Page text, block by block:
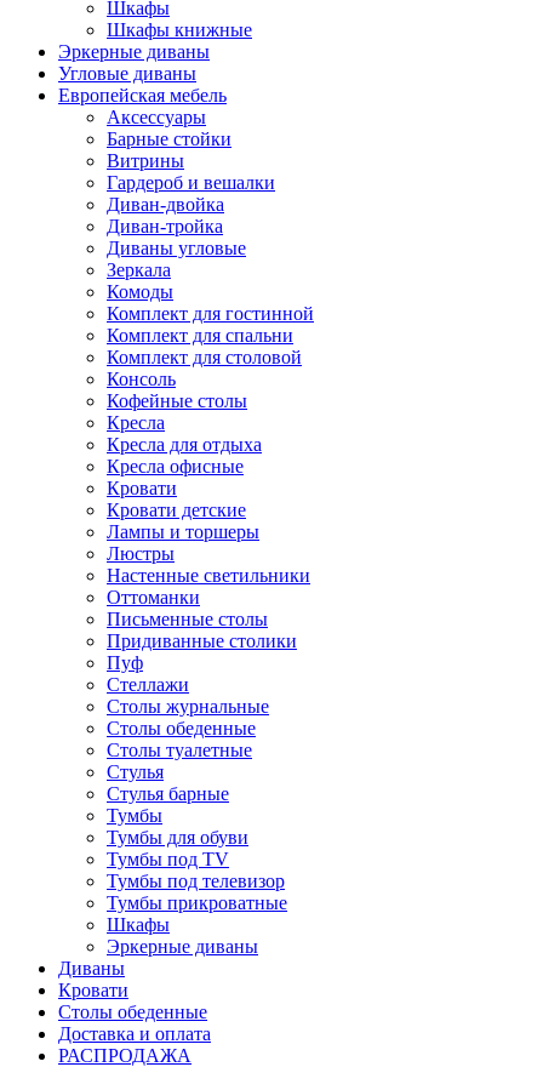
Шкафы
Шкафы книжные
Эркерные диваны
Угловые диваны
Европейская мебель
Аксессуары
Барные стойки
Витрины
Гардероб и вешалки
Диван-двойка
Диван-тройка
Диваны угловые
Зеркала
Комоды
Комплект для гостинной
Комплект для спальни
Комплект для столовой
Консоль
Кофейные столы
Кресла
Кресла для отдыха
Кресла офисные
Кровати
Кровати детские
Лампы и торшеры
Люстры
Настенные светильники
Оттоманки
Письменные столы
Придиванные столики
Пуф
Стеллажи
Столы журнальные
Столы обеденные
Столы туалетные
Стулья
Стулья барные
Тумбы
Тумбы для обуви
Тумбы под TV
Тумбы под телевизор
Тумбы прикроватные
Шкафы
Эркерные диваны
Диваны
Кровати
Столы обеденные
Доставка и оплата
РАСПРОДАЖА